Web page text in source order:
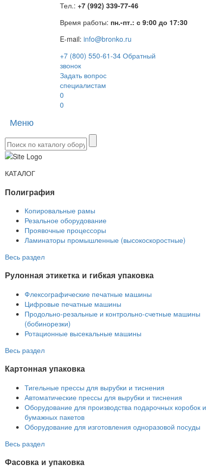
Тел.: +7 (992) 339-77-46
Время работы: пн.-пт.: с 9:00 до 17:30
E-mail: info@bronko.ru
+7 (800) 550-61-34 Обратный
звонок
Задать вопрос
специалистам
0
0
Меню
КАТАЛОГ
Полиграфия
Копировальные рамы
Резальное оборудование
Проявочные процессоры
Ламинаторы промышленные (высокоскоростные)
Весь раздел
Рулонная этикетка и гибкая упаковка
Флексографические печатные машины
Цифровые печатные машины
Продольно-резальные и контрольно-счетные машины
(бобинорезки)
Ротационные высекальные машины
Весь раздел
Картонная упаковка
Тигельные прессы для вырубки и тиснения
Автоматические прессы для вырубки и тиснения
Оборудование для производства подарочных коробок и
бумажных пакетов
Оборудование для изготовления одноразовой посуды
Весь раздел
Фасовка и упаковка